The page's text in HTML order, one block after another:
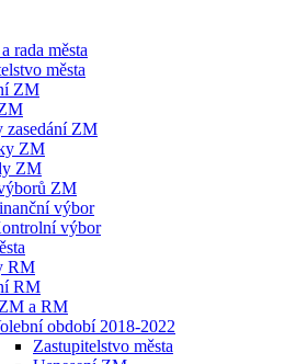
rada města
města
ZM
zasedání ZM
ZM
ZM
ZM
výbor
výbor
RM
RM
a RM
období 2018-2022
Zastupitelstvo města